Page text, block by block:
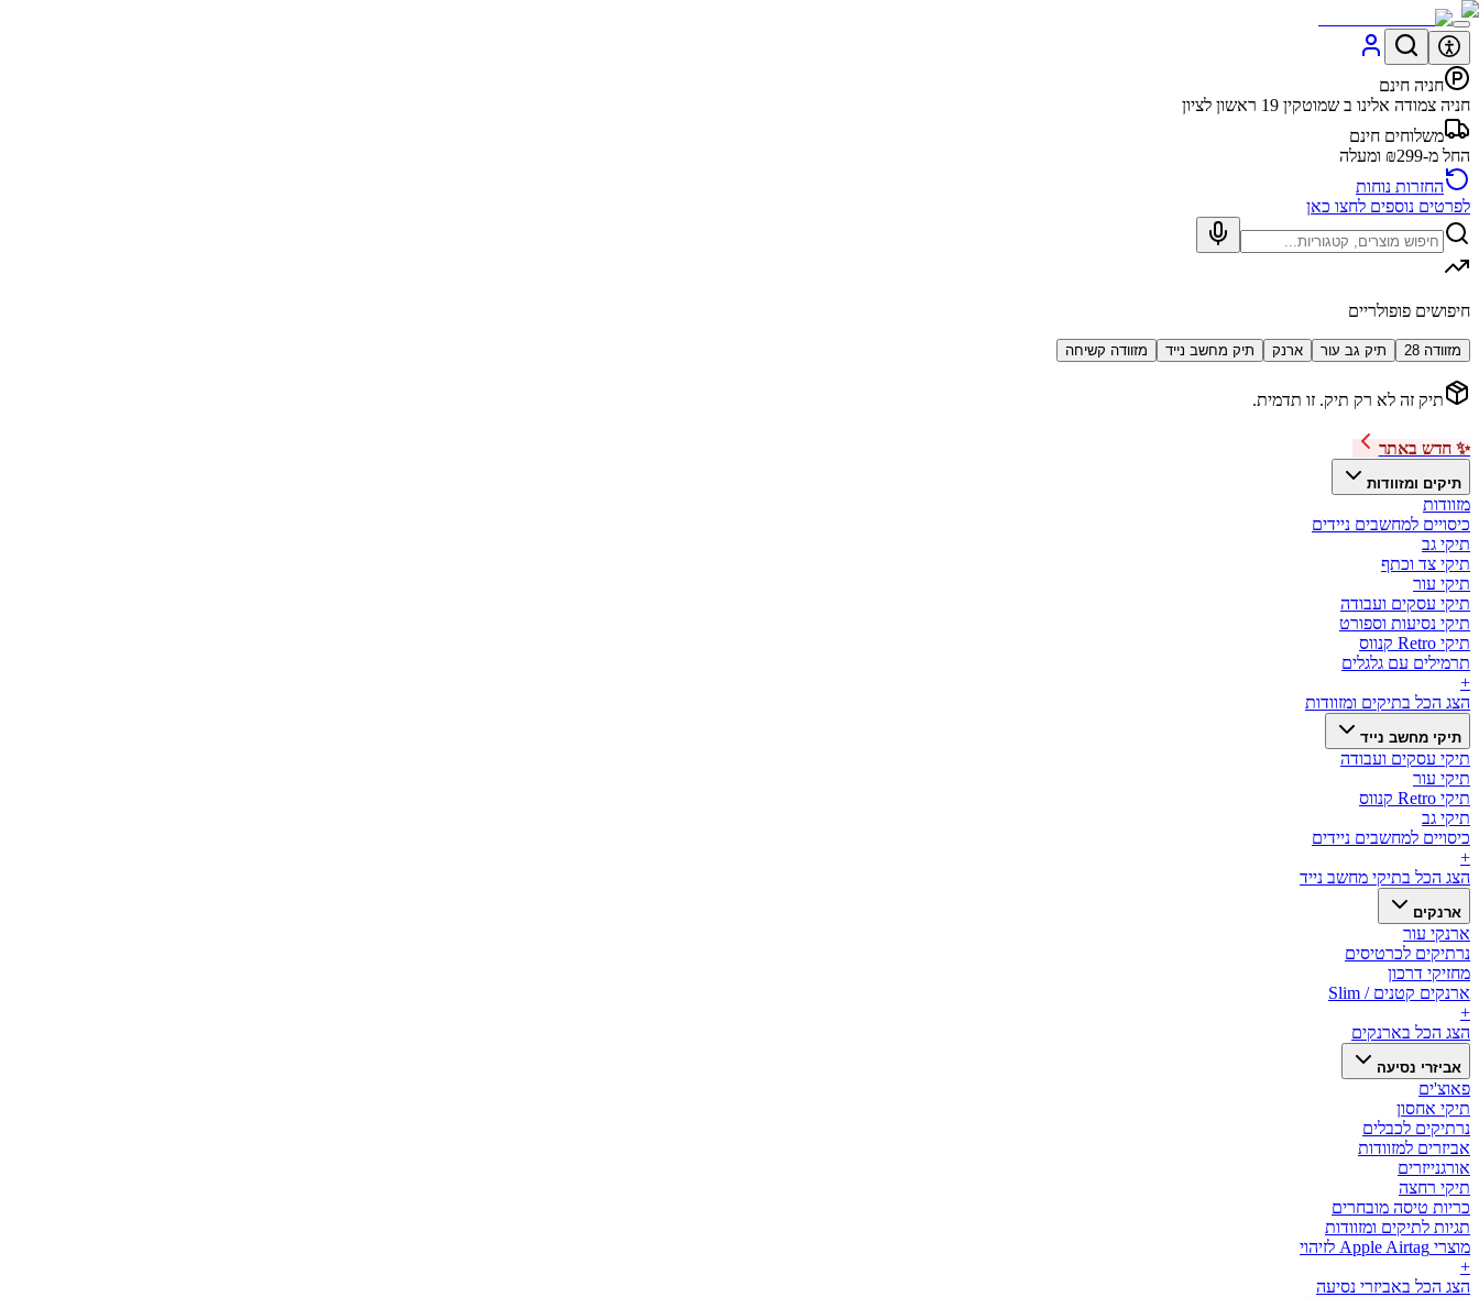
חניה חינם
חניה צמודה אלינו ב שמוטקין 19 ראשון לציון
משלוחים חינם
החל מ-₪299 ומעלה
החזרות נוחות
לפרטים נוספים לחצו כאן
חיפושים פופולריים
מזוודה 28 תיק גב עור ארנק תיק מחשב נייד מזוודה קשיחה
תיק זה לא רק תיק. זו תדמית.
✨ חדש באתר
תיקים ומזוודות
מזוודות
כיסויים למחשבים ניידים
תיקי גב
תיקי צד וכתף
תיקי עור
תיקי עסקים ועבודה
תיקי נסיעות וספורט
תיקי Retro קנווס
תרמילים עם גלגלים
+
הצג הכל בתיקים ומזוודות
תיקי מחשב נייד
תיקי עסקים ועבודה
תיקי עור
תיקי Retro קנווס
תיקי גב
כיסויים למחשבים ניידים
+
הצג הכל בתיקי מחשב נייד
ארנקים
ארנקי עור
נרתיקים לכרטיסים
מחזיקי דרכון
ארנקים קטנים / Slim
+
הצג הכל בארנקים
אביזרי נסיעה
פאוצ'ים
תיקי אחסון
נרתיקים לכבלים
אביזרים למזוודות
אורגנייזרים
תיקי רחצה
כריות טיסה מובחרים
תגיות לתיקים ומזוודות
מוצרי Apple Airtag לזיהוי
+
הצג הכל באביזרי נסיעה